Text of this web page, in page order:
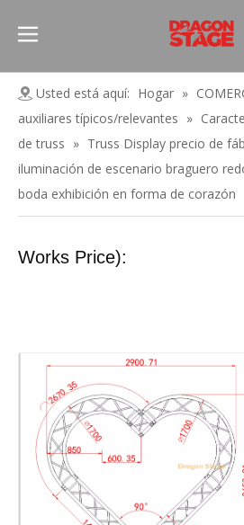
Usted está aquí: Hogar »
auxiliares típicos/relevantes »
de truss » Truss Display precio de
iluminación de escenario braguero
boda exhibición en forma de corazón
Moneda
Works Price):